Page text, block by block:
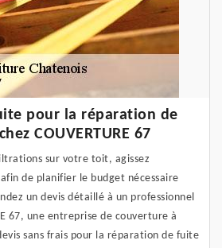
pour la réparation de
COUVERTURE 67
sur votre toit, agissez
de planifier le budget nécessaire
un devis détaillé à un professionnel
67, une entreprise de couverture à
sans frais pour la réparation de fuite